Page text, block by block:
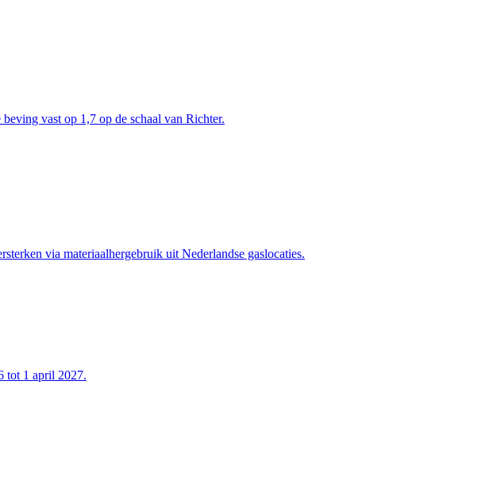
vast op 1,7 op de schaal van Richter.
via materiaalhergebruik uit Nederlandse gaslocaties.
tot 1 april 2027.